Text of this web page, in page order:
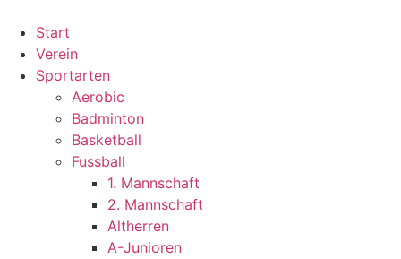
Inhalt
wechseln
Start
Verein
Sportarten
Aerobic
Badminton
Basketball
Fussball
1. Mannschaft
2. Mannschaft
Altherren
A-Junioren